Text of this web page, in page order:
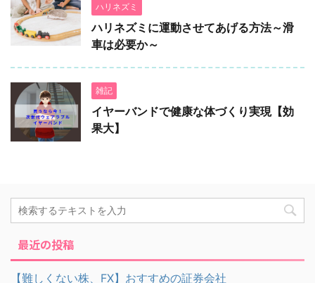
ハリネズミ
ハリネズミに運動させてあげる方法～滑
車は必要か～
雑記
イヤーバンドで健康な体づくり実現【効
果大】
最近の投稿
【難しくない株、FX】おすすめの証券会社